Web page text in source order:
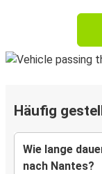
Häufig
Wie lange
nach Nantes?